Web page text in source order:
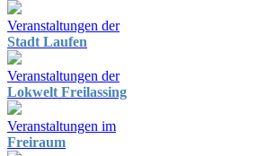
Veranstaltungen der
Stadt Laufen
Veranstaltungen der
Lokwelt Freilassing
Veranstaltungen im
Freiraum